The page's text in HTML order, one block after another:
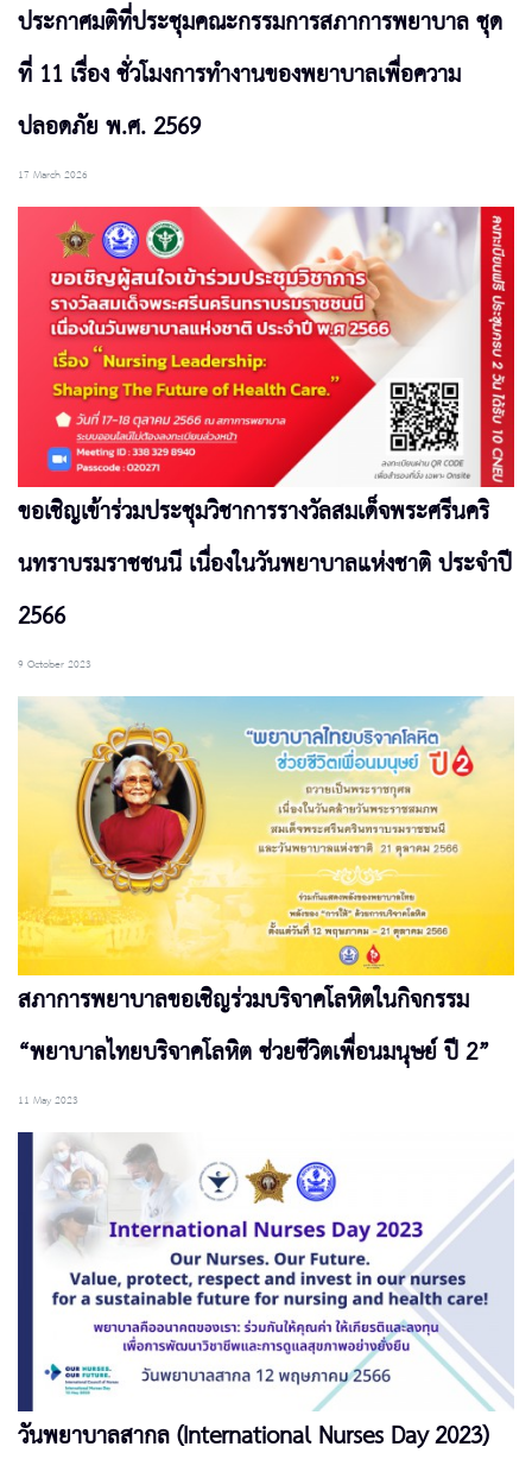
ประกาศมติที่ประชุมคณะกรรมการสภาการพยาบาล ชุด
ที่ 11 เรื่อง ชั่วโมงการทำงานของพยาบาลเพื่อความ
ปลอดภัย พ.ศ. 2569
17 March 2026
ขอเชิญเข้าร่วมประชุมวิชาการรางวัลสมเด็จพระศรีนคริ
นทราบรมราชชนนี เนื่องในวันพยาบาลแห่งชาติ ประจำปี
2566
9 October 2023
สภาการพยาบาลขอเชิญร่วมบริจาคโลหิตในกิจกรรม
“พยาบาลไทยบริจาคโลหิต ช่วยชีวิตเพื่อนมนุษย์ ปี 2”
11 May 2023
วันพยาบาลสากล (International Nurses Day 2023)